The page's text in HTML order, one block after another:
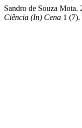
Sandro de Souza
Ciência (In) Cena 1 (7).